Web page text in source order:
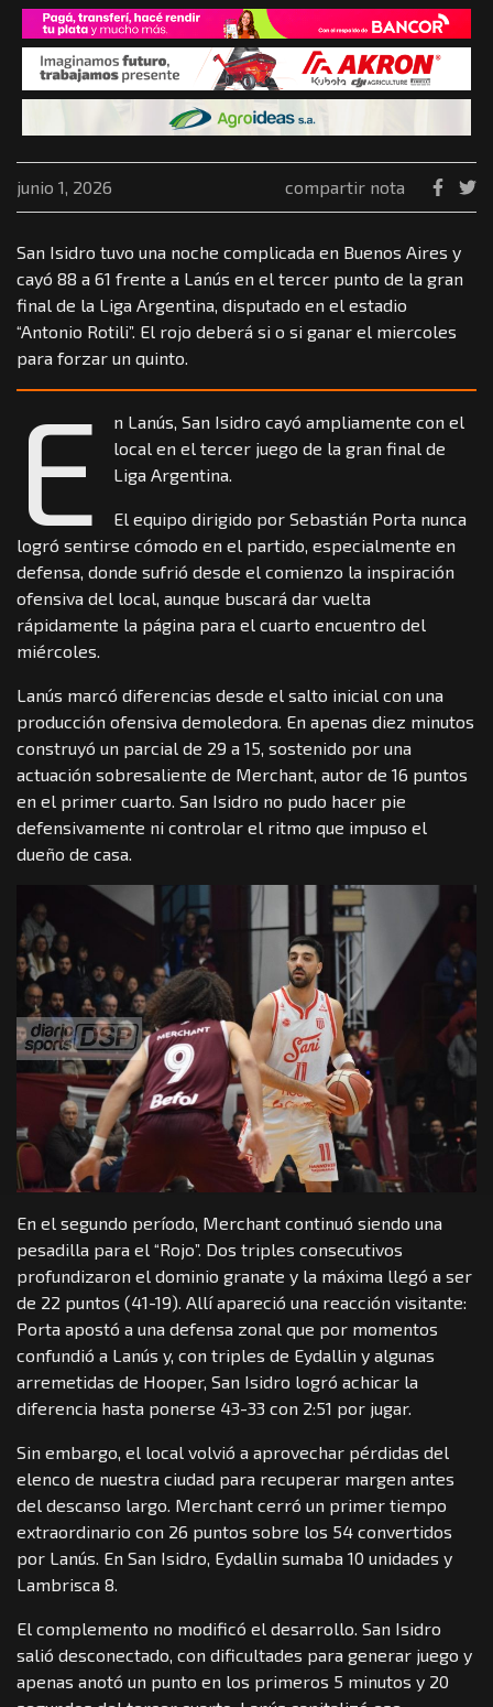
junio 1, 2026 compartir nota
San Isidro tuvo una noche complicada en Buenos Aires y
cayó 88 a 61 frente a Lanús en el tercer punto de la gran
final de la Liga Argentina, disputado en el estadio
“Antonio Rotili”. El rojo deberá si o si ganar el miercoles
para forzar un quinto.
E
n Lanús, San Isidro cayó ampliamente con el
local en el tercer juego de la gran final de
Liga Argentina.
El equipo dirigido por Sebastián Porta nunca
logró sentirse cómodo en el partido, especialmente en
defensa, donde sufrió desde el comienzo la inspiración
ofensiva del local, aunque buscará dar vuelta
rápidamente la página para el cuarto encuentro del
miércoles.
Lanús marcó diferencias desde el salto inicial con una
producción ofensiva demoledora. En apenas diez minutos
construyó un parcial de 29 a 15, sostenido por una
actuación sobresaliente de Merchant, autor de 16 puntos
en el primer cuarto. San Isidro no pudo hacer pie
defensivamente ni controlar el ritmo que impuso el
dueño de casa.
En el segundo período, Merchant continuó siendo una
pesadilla para el “Rojo”. Dos triples consecutivos
profundizaron el dominio granate y la máxima llegó a ser
de 22 puntos (41-19). Allí apareció una reacción visitante:
Porta apostó a una defensa zonal que por momentos
confundió a Lanús y, con triples de Eydallin y algunas
arremetidas de Hooper, San Isidro logró achicar la
diferencia hasta ponerse 43-33 con 2:51 por jugar.
Sin embargo, el local volvió a aprovechar pérdidas del
elenco de nuestra ciudad para recuperar margen antes
del descanso largo. Merchant cerró un primer tiempo
extraordinario con 26 puntos sobre los 54 convertidos
por Lanús. En San Isidro, Eydallin sumaba 10 unidades y
Lambrisca 8.
El complemento no modificó el desarrollo. San Isidro
salió desconectado, con dificultades para generar juego y
apenas anotó un punto en los primeros 5 minutos y 20